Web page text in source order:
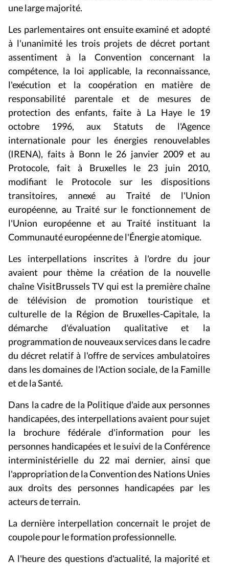
une large majorité.
Les parlementaires ont ensuite examiné et adopté
à l'unanimité les trois projets de décret portant
assentiment à la Convention concernant la
compétence, la loi applicable, la reconnaissance,
l'exécution et la coopération en matière de
responsabilité parentale et de mesures de
protection des enfants, faite à La Haye le 19
octobre 1996, aux Statuts de l'Agence
internationale pour les énergies renouvelables
(IRENA), faits à Bonn le 26 janvier 2009 et au
Protocole, fait à Bruxelles le 23 juin 2010,
modifiant le Protocole sur les dispositions
transitoires, annexé au Traité de l'Union
européenne, au Traité sur le fonctionnement de
l'Union européenne et au Traité instituant la
Communauté européenne de l'Énergie atomique.
Les interpellations inscrites à l'ordre du jour
avaient pour thème la création de la nouvelle
chaîne VisitBrussels TV qui est la première chaîne
de télévision de promotion touristique et
culturelle de la Région de Bruxelles-Capitale, la
démarche d'évaluation qualitative et la
programmation de nouveaux services dans le cadre
du décret relatif à l'offre de services ambulatoires
dans les domaines de l'Action sociale, de la Famille
et de la Santé.
Dans la cadre de la Politique d'aide aux personnes
handicapées, des interpellations avaient pour sujet
la brochure fédérale d'information pour les
personnes handicapées et le suivi de la Conférence
interministérielle du 22 mai dernier, ainsi que
l'appropriation de la Convention des Nations Unies
aux droits des personnes handicapées par les
acteurs de terrain.
La dernière interpellation concernait le projet de
coupole pour le formation professionnelle.
A l'heure des questions d'actualité, la majorité et